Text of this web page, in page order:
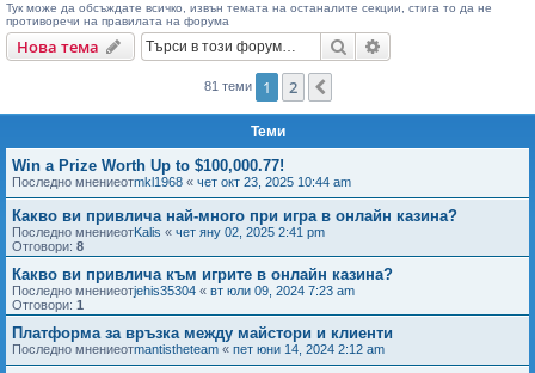
Тук може да обсъждате всичко, извън темата на останалите секции, стига то да не
противоречи на правилата на форума
Нова тема Търсене
81 теми 1 2
Теми
Win a Prize Worth Up to $100,000.77!
Последно мнениеотmkl1968 « чет окт 23, 2025 10:44 am
Какво ви привлича най-много при игра в онлайн казина?
Последно мнениеотKalis « чет яну 02, 2025 2:41 pm
Отговори: 8
Какво ви привлича към игрите в онлайн казина?
Последно мнениеотjehis35304 « вт юли 09, 2024 7:23 am
Отговори: 1
Платформа за връзка между майстори и клиенти
Последно мнениеотmantistheteam « пет юни 14, 2024 2:12 am